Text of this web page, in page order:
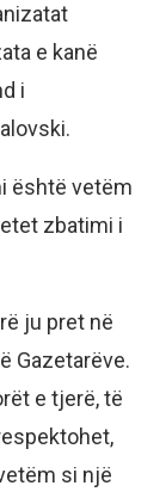
e kanë
i
është vetëm
zbatimi i
ju pret në
Gazetarëve.
e tjerë, të
si një